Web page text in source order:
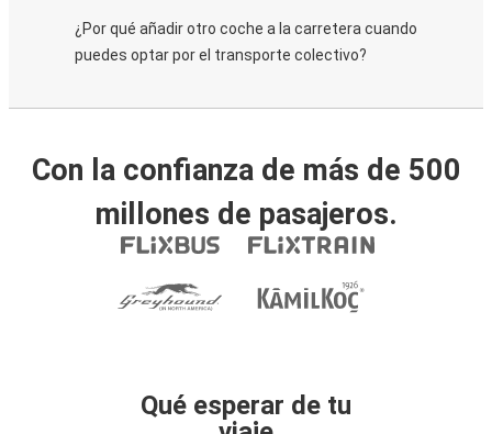
¿Por qué añadir otro coche a la carretera cuando
puedes optar por el transporte colectivo?
Con la confianza de más de 500
millones de pasajeros.
Qué esperar de tu